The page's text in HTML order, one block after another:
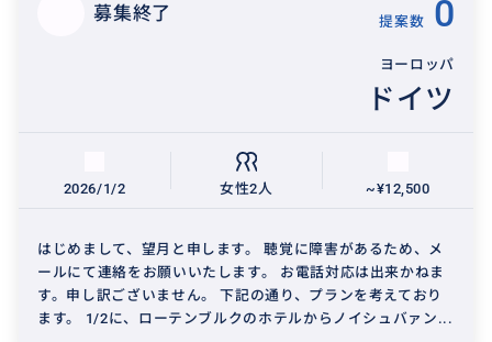
募集終了 提案数 0
ヨーロッパ
ドイツ
2026/1/2 女性2人 ~¥12,500
はじめまして、望月と申します。 聴覚に障害があるため、メ
ールにて連絡をお願いいたします。 お電話対応は出来かねま
す。申し訳ございません。 下記の通り、プランを考えており
ます。 1/2に、ローテンブルクのホテルからノイシュバァン...